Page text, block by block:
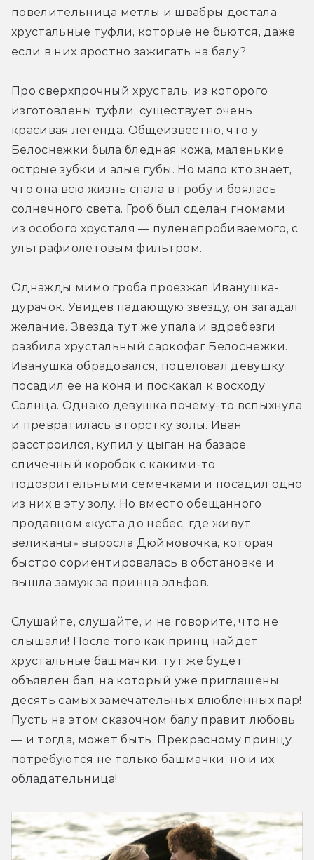
повелительница метлы и швабры достала
хрустальные туфли, которые не бьются, даже
если в них яростно зажигать на балу?
Про сверхпрочный хрусталь, из которого
изготовлены туфли, существует очень
красивая легенда. Общеизвестно, что у
Белоснежки была бледная кожа, маленькие
острые зубки и алые губы. Но мало кто знает,
что она всю жизнь спала в гробу и боялась
солнечного света. Гроб был сделан гномами
из особого хрусталя — пуленепробиваемого, с
ультрафиолетовым фильтром.
Однажды мимо гроба проезжал Иванушка-
дурачок. Увидев падающую звезду, он загадал
желание. Звезда тут же упала и вдребезги
разбила хрустальный саркофаг Белоснежки.
Иванушка обрадовался, поцеловал девушку,
посадил ее на коня и поскакал к восходу
Солнца. Однако девушка почему-то вспыхнула
и превратилась в горстку золы. Иван
расстроился, купил у цыган на базаре
спичечный коробок с какими-то
подозрительными семечками и посадил одно
из них в эту золу. Но вместо обещанного
продавцом «куста до небес, где живут
великаны» выросла Дюймовочка, которая
быстро сориентировалась в обстановке и
вышла замуж за принца эльфов.
Слушайте, слушайте, и не говорите, что не
слышали! После того как принц найдет
хрустальные башмачки, тут же будет
объявлен бал, на который уже приглашены
десять самых замечательных влюбленных пар!
Пусть на этом сказочном балу правит любовь
— и тогда, может быть, Прекрасному принцу
потребуются не только башмачки, но и их
обладательница!